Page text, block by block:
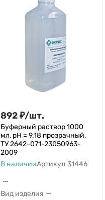
892₽/шт.
Буферный раствор 1000
мл, рН = 9.18 прозрачный,
ТУ 2642-071-23050963-
2009
В наличииАртикул 31446
—
Вид изделия —